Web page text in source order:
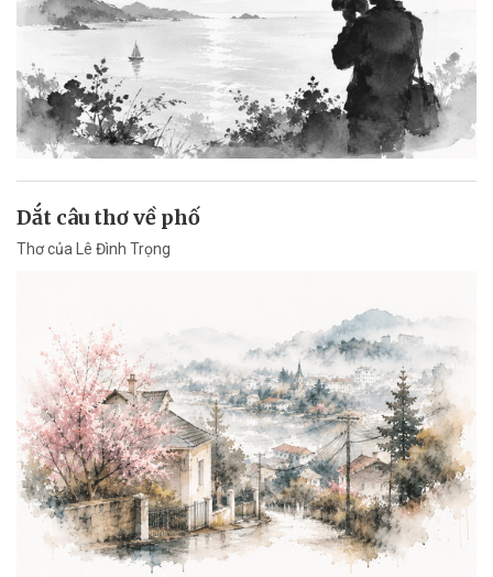
Dắt câu thơ về phố
Thơ của Lê Đình Trọng